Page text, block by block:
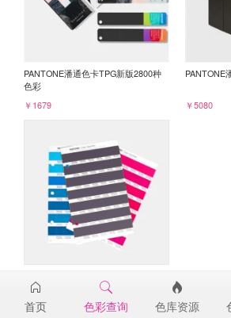
PANTONE潘通色卡TPG新版2800种
色彩
￥1679
PANTONE
￥5080
19-3617TPG
￥98
首页 色彩查询 色库资源